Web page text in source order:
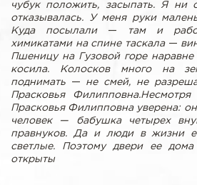
чубук положить, засыпать. Я ни
отказывалась. У меня руки
Куда посылали — там и
химикатами на спине таскала —
Пшеницу на Гузовой горе
косила. Колосков много на
поднимать
— не смей, не
Прасковья Филипповна.
Прасковья Филипповна уверена:
человек — бабушка четырех
правнуков. Да и люди в жизни
светлые. Поэтому двери ее
открыты